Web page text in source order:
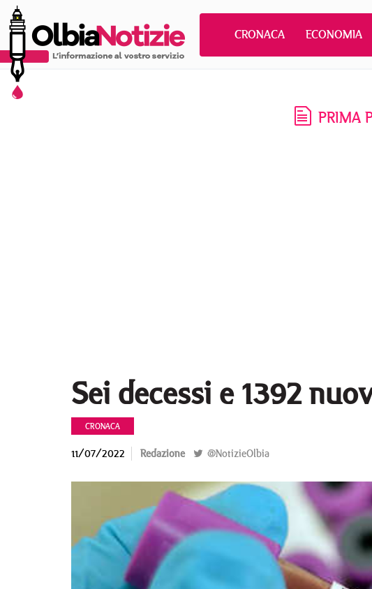
CRONACA ECONOMIA
PRIMA
Sei decessi e 1392
CRONACA
11/07/2022 Redazione @NotizieOlbia